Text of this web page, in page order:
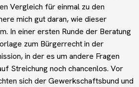
Vergleich für einmal zu den
mich gut daran, wie dieser
In einer ersten Runde der Beratung
zum Bürgerrecht in der
in der es um andere Fragen
Streichung noch chancenlos. Vor
sich der Gewerkschaftsbund und